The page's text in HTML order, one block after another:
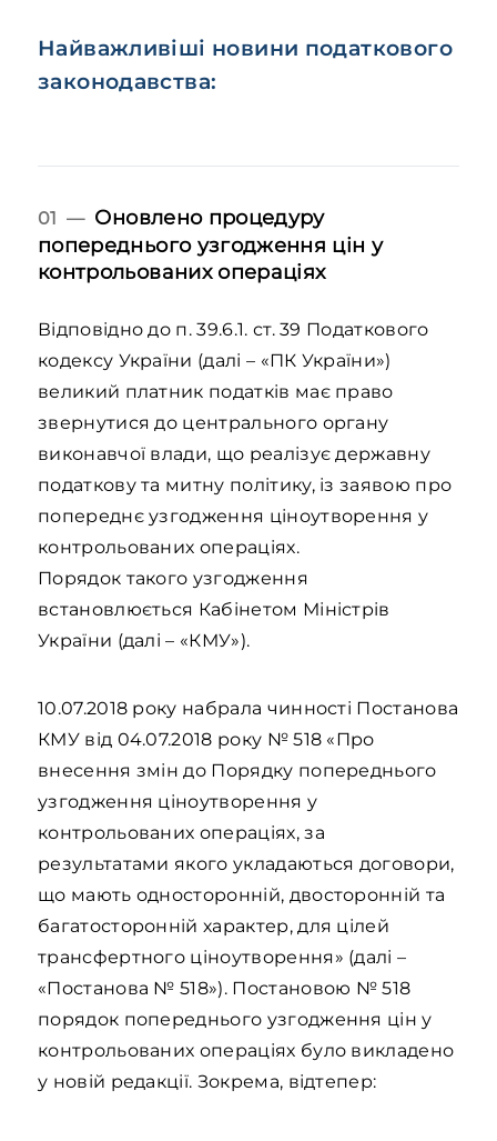
Найважливіші новини податкового
законодавства:
01 — Оновлено процедуру
попереднього узгодження цін у
контрольованих операціях
Відповідно до п. 39.6.1. ст. 39 Податкового
кодексу України (далі – «ПК України»)
великий платник податків має право
звернутися до центрального органу
виконавчої влади, що реалізує державну
податкову та митну політику, із заявою про
попереднє узгодження ціноутворення у
контрольованих операціях.
Порядок такого узгодження
встановлюється Кабінетом Міністрів
України (далі – «КМУ»).
10.07.2018 року набрала чинності Постанова
КМУ від 04.07.2018 року № 518 «Про
внесення змін до Порядку попереднього
узгодження ціноутворення у
контрольованих операціях, за
результатами якого укладаються договори,
що мають односторонній, двосторонній та
багатосторонній характер, для цілей
трансфертного ціноутворення» (далі –
«Постанова № 518»). Постановою № 518
порядок попереднього узгодження цін у
контрольованих операціях було викладено
у новій редакції. Зокрема, відтепер: